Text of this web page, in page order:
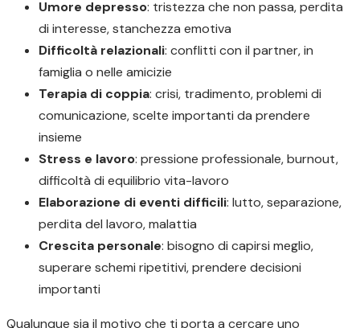
Umore depresso: tristezza che non passa, perdita
di interesse, stanchezza emotiva
Difficoltà relazionali: conflitti con il partner, in
famiglia o nelle amicizie
Terapia di coppia: crisi, tradimento, problemi di
comunicazione, scelte importanti da prendere
insieme
Stress e lavoro: pressione professionale, burnout,
difficoltà di equilibrio vita-lavoro
Elaborazione di eventi difficili: lutto, separazione,
perdita del lavoro, malattia
Crescita personale: bisogno di capirsi meglio,
superare schemi ripetitivi, prendere decisioni
importanti
Qualunque sia il motivo che ti porta a cercare uno